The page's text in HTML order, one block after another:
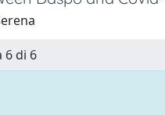
6 di 6